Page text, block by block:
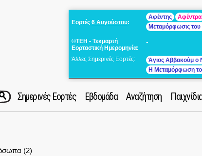
Εορτές 6 Αυγούστου:
Αφέντης Αφέντρα
Μεταμόρφωσις
©ΤΕΗ - Τεκμαρτή
Εορταστική Ημερομηνία:
-
Άλλες Σημερινές Εορτές: Άγιος Αββακούμ ο
Η Μεταμόρφωση
Σημερινές Εορτές Εβδομάδα Αναζήτηση
(2)